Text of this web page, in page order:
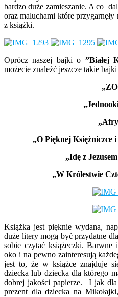
bardzo duże zamieszanie. A co
oraz maluchami które
z książki.
Oprócz naszej bajki o ”Białej
możecie znaleźć jeszcze takie
„O Pięknej Księżniczce
„Idę z
„W Królestwie
Książka jest pięknie wydana,
duże litery mogą być przydatne
sobie czytać książeczki. Barwne
oko i na pewno zainteresują
jest to, że w książce znajduje
dziecka lub dziecka dla którego
dobrej jakości papierze. I jak
prezent dla dziecka na